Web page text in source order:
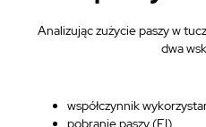
Analizując zużycie paszy w
dwa
współczynnik
pobranie paszy (FI).